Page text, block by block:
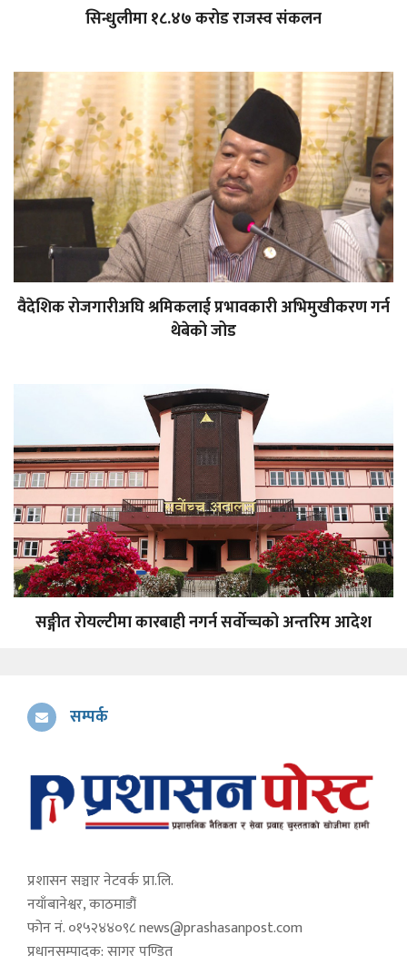
सिन्धुलीमा १८.४७ करोड राजस्व संकलन
वैदेशिक रोजगारीअघि श्रमिकलाई प्रभावकारी अभिमुखीकरण गर्न
थेबेको जोड
सङ्गीत रोयल्टीमा कारबाही नगर्न सर्वोच्चको अन्तरिम आदेश
सम्पर्क
प्रशासन सञ्चार नेटवर्क प्रा.लि.
नयाँबानेश्वर, काठमाडौं
फोन नं. ०१५२४४०९८news@prashasanpost.com
प्रधानसम्पादक: सागर पण्डित